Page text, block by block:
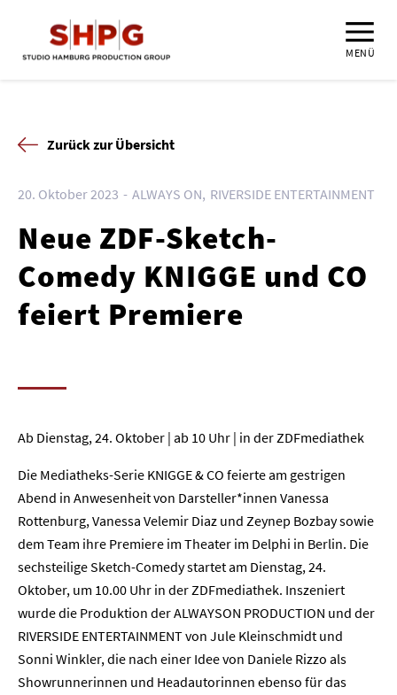
MENÜ
Zurück zur Übersicht
20. Oktober 2023 ALWAYS ON RIVERSIDE ENTERTAINMENT
Neue ZDF-Sketch-
Comedy KNIGGE und CO
feiert Premiere
Ab Dienstag, 24. Oktober | ab 10 Uhr | in der ZDFmediathek
Die Mediatheks-Serie KNIGGE & CO feierte am gestrigen
Abend in Anwesenheit von Darsteller*innen Vanessa
Rottenburg, Vanessa Velemir Diaz und Zeynep Bozbay sowie
dem Team ihre Premiere im Theater im Delphi in Berlin. Die
sechsteilige Sketch-Comedy startet am Dienstag, 24.
Oktober, um 10.00 Uhr in der ZDFmediathek. Inszeniert
wurde die Produktion der ALWAYSON PRODUCTION und der
RIVERSIDE ENTERTAINMENT von Jule Kleinschmidt und
Sonni Winkler, die nach einer Idee von Daniele Rizzo als
Showrunnerinnen und Headautorinnen ebenso für das